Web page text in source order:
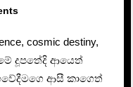
මේ දූපතේදි ආයෙත්
ආසී කාගෙත්